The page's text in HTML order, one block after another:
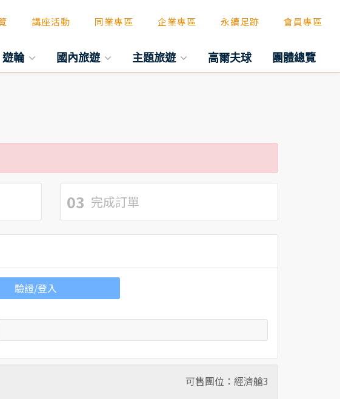
講座活動 同業專區 企業專區 永續足跡 會員專區
遊輪 國內旅遊 主題旅遊 高爾夫球 團體總覽
03 完成訂單
驗證/登入
可售團位：經濟艙3